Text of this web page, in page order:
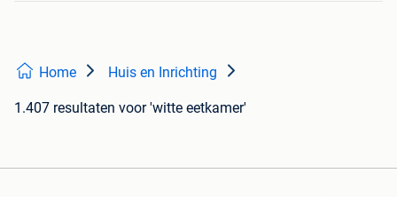
Home Huis en Inrichting
1.407 resultaten voor 'witte eetkamer'